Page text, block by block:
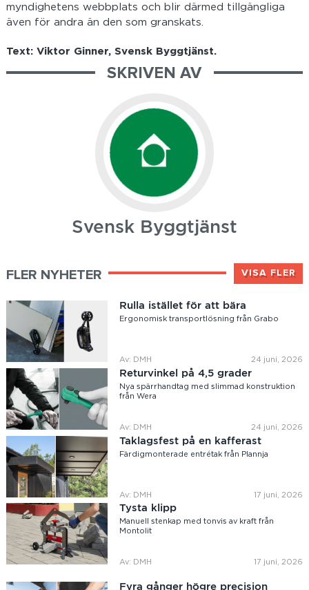
myndighetens webbplats och blir därmed tillgängliga
även för andra än den som granskats.
Text: Viktor Ginner, Svensk Byggtjänst.
SKRIVEN AV
Svensk Byggtjänst
FLER NYHETER VISA FLER
Rulla istället för att bära
Ergonomisk transportlösning från Grabo
Av: DMH 24 juni, 2026
Returvinkel på 4,5 grader
Nya spärrhandtag med slimmad konstruktion
från Wera
Av: DMH 24 juni, 2026
Taklagsfest på en kafferast
Färdigmonterade entrétak från Plannja
Av: DMH 17 juni, 2026
Tysta klipp
Manuell stenkap med tonvis av kraft från
Montolit
Av: DMH 17 juni, 2026
Fyra gånger högre precision